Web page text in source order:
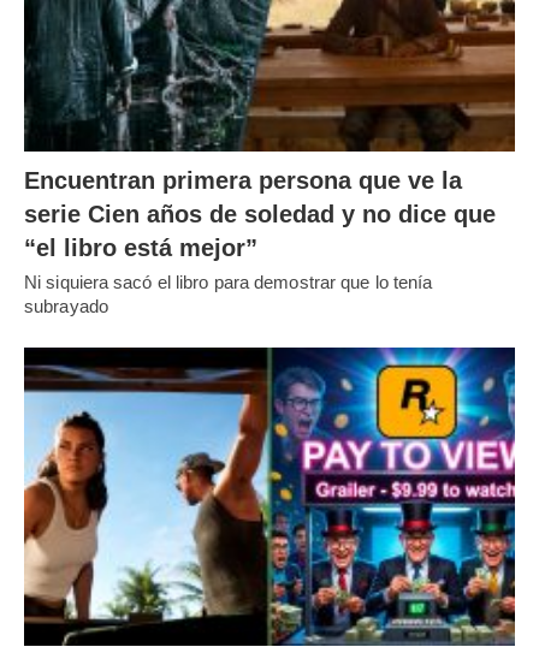
Encuentran primera persona que ve la
serie Cien años de soledad y no dice que
“el libro está mejor”
Ni siquiera sacó el libro para demostrar que lo tenía
subrayado